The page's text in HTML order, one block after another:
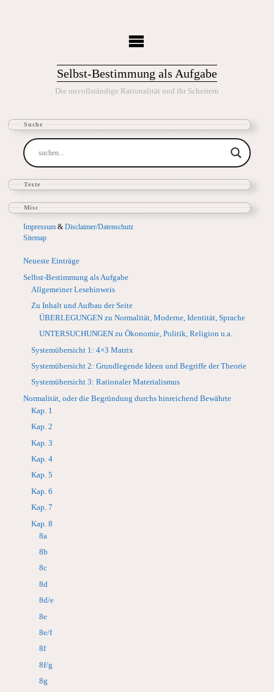
Selbst-Bestimmung als Aufgabe
Die unvollständige Rationalität und ihr Scheitern
Suche
Texte
Misc
Impressum &Disclaimer/Datenschutz
Sitemap
Neueste Einträge
Selbst-Bestimmung als Aufgabe
Allgemeiner Lesehinweis
Zu Inhalt und Aufbau der Seite
ÜBERLEGUNGEN zu Normalität, Moderne, Identität, Sprache
UNTERSUCHUNGEN zu Ökonomie, Politik, Religion u.a.
Systemübersicht 1: 4×3 Matrix
Systemübersicht 2: Grundlegende Ideen und Begriffe der Theorie
Systemübersicht 3: Rationaler Materialismus
Normalität, oder die Begründung durchs hinreichend Bewährte
Kap. 1
Kap. 2
Kap. 3
Kap. 4
Kap. 5
Kap. 6
Kap. 7
Kap. 8
8a
8b
8c
8d
8d/e
8e
8e/f
8f
8f/g
8g